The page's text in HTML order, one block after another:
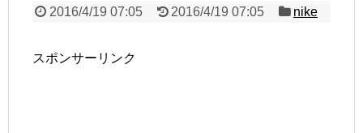
2016/4/19 07:05 2016/4/19 07:05 nike
スポンサーリンク